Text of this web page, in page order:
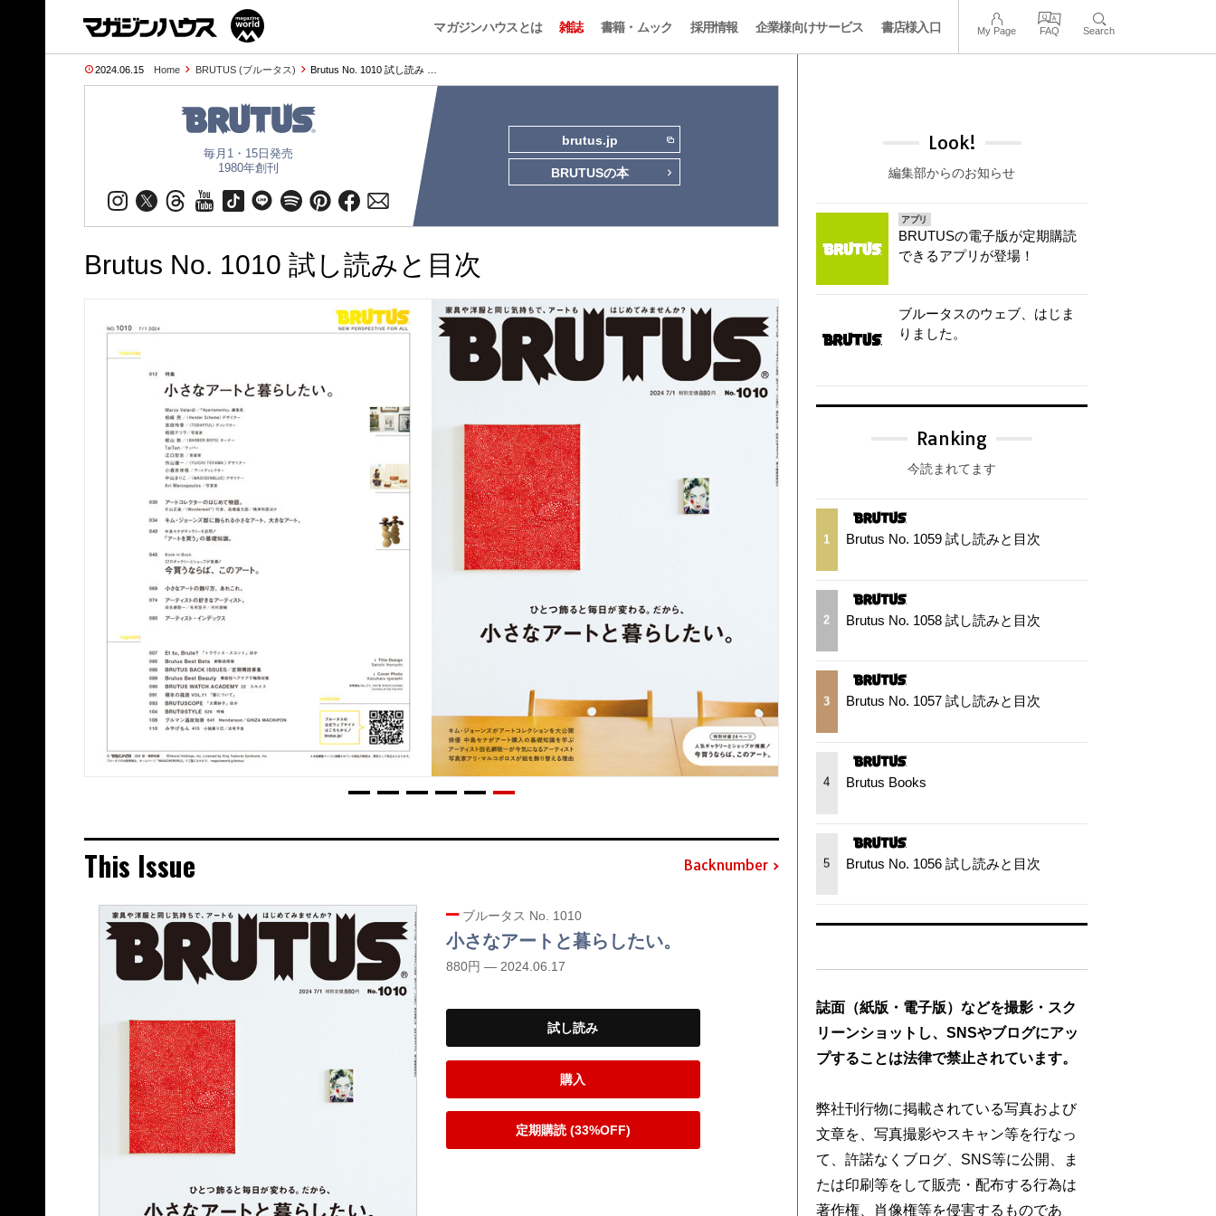
マガジンハウスとは 雑誌 書籍・ムック 採用情報 企業様向けサービス 書店様入口 My Page FAQ Search
2024.06.15 Home BRUTUS (ブルータス) Brutus No. 1010 試し読み …
毎月1・15日発売
1980年創刊
brutus.jp
BRUTUSの本
Brutus No. 1010 試し読みと目次
This Issue Backnumber
ブルータス No. 1010
小さなアートと暮らしたい。
880円 — 2024.06.17
試し読み
購入
定期購読 (33%OFF)
Look!
編集部からのお知らせ
アプリ
BRUTUSの電子版が定期購読
できるアプリが登場！
ブルータスのウェブ、はじま
りました。
Ranking
今読まれてます
1 Brutus No. 1059 試し読みと目次
2 Brutus No. 1058 試し読みと目次
3 Brutus No. 1057 試し読みと目次
4 Brutus Books
5 Brutus No. 1056 試し読みと目次
誌面（紙版・電子版）などを撮影・スク
リーンショットし、SNSやブログにアッ
プすることは法律で禁止されています。
弊社刊行物に掲載されている写真および
文章を、写真撮影やスキャン等を行なっ
て、許諾なくブログ、SNS等に公開、ま
たは印刷等をして販売・配布する行為は
著作権、肖像権等を侵害するものであ